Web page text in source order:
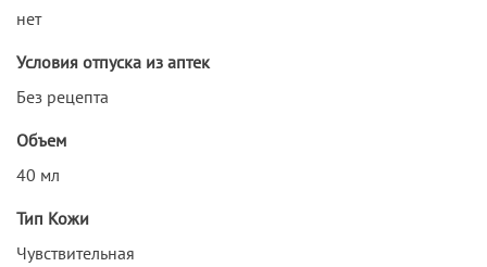
нет
Условия отпуска из аптек
Без рецепта
Объем
40 мл
Тип Кожи
Чувствительная